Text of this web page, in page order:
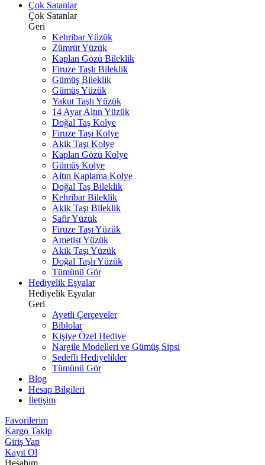
Çok Satanlar
Çok Satanlar
Geri
Kehribar Yüzük
Zümrüt Yüzük
Kaplan Gözü Bileklik
Firuze Taşlı Bileklik
Gümüş Bileklik
Gümüş Yüzük
Yakut Taşlı Yüzük
14 Ayar Altın Yüzük
Doğal Taş Kolye
Firuze Taşı Kolye
Akik Taşı Kolye
Kaplan Gözü Kolye
Gümüş Kolye
Altın Kaplama Kolye
Doğal Taş Bileklik
Kehribar Bileklik
Akik Taşı Bileklik
Safir Yüzük
Firuze Taşı Yüzük
Ametist Yüzük
Akik Taşı Yüzük
Doğal Taşlı Yüzük
Tümünü Gör
Hediyelik Eşyalar
Hediyelik Eşyalar
Geri
Ayetli Çerçeveler
Biblolar
Kişiye Özel Hediye
Nargile Modelleri ve Gümüş Sipsi
Sedefli Hediyelikler
Tümünü Gör
Blog
Hesap Bilgileri
İletişim
Favorilerim
Kargo Takip
Giriş Yap
Kayıt Ol
Hesabım